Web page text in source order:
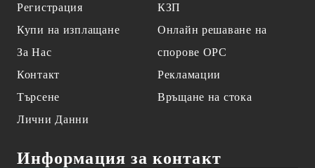
Регистрация
Купи на изплащане
За Нас
Контакт
Търсене
Лични Данни
КЗП
Онлайн решаване на
спорове OPC
Рекламации
Връщане на стока
Информация за контакт